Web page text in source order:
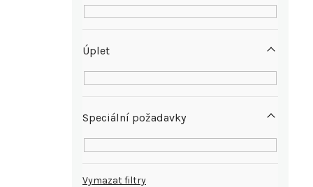
Úplet
Speciální požadavky
Vymazat filtry